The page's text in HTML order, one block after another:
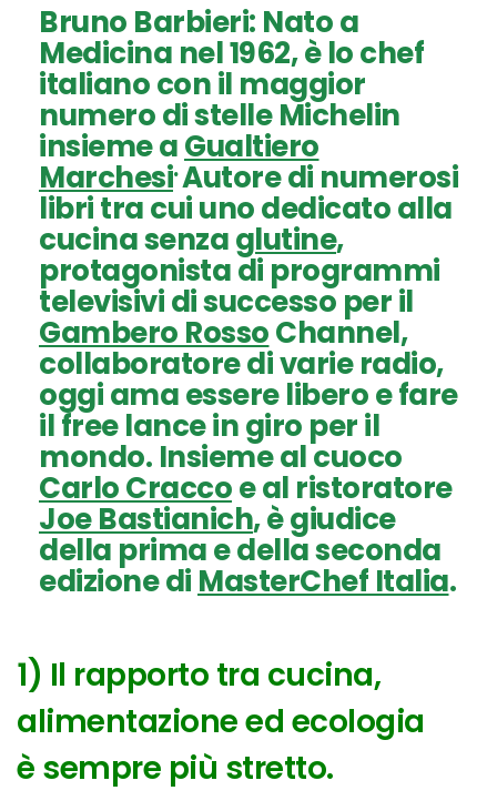
Bruno Barbieri: Nato a
Medicina nel 1962, è lo chef
italiano con il maggior
numero distelle Michelin
insieme aGualtiero
Marchesi.Autore di numerosi
libri tra cui uno dedicato alla
cucina senzaglutine,
protagonista di programmi
televisivi di successo per il
Gambero RossoChannel,
collaboratore di varie radio,
oggi ama essere libero e fare
il free lance in giro per il
mondo. Insieme al cuoco
Carlo Craccoe al ristoratore
Joe Bastianich, è giudice
della prima e della seconda
edizione di MasterChef Italia.
1) Il rapporto tra cucina,
alimentazione ed ecologia
è sempre più stretto.